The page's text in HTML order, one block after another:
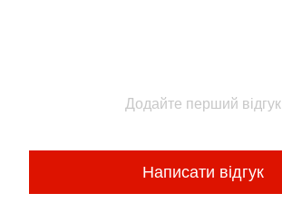
Додайте перший відгук
Написати відгук